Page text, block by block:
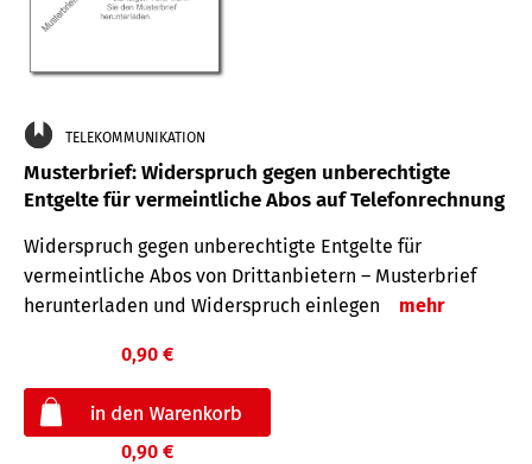
TELEKOMMUNIKATION
Musterbrief: Widerspruch gegen unberechtigte
Entgelte für vermeintliche Abos auf Telefonrechnung
Widerspruch gegen unberechtigte Entgelte für
vermeintliche Abos von Drittanbietern – Musterbrief
herunterladen und Widerspruch einlegen
mehr
0,90 €
0,90 €